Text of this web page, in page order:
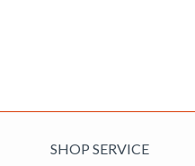
SHOP SERVICE